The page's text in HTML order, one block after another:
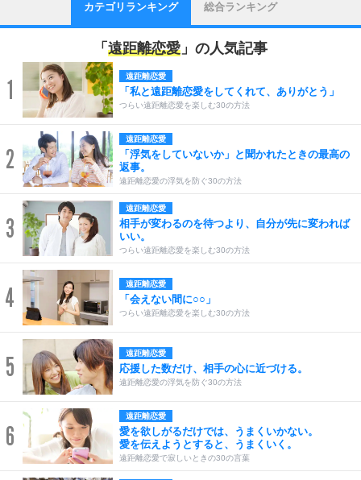
カテゴリランキング 総合ランキング
「 遠距離恋愛 」の人気記事
1 遠距離恋愛
「私と遠距離恋愛をしてくれて、ありがとう」
つらい遠距離恋愛を楽しむ30の方法
2
遠距離恋愛
「浮気をしていないか」と聞かれたときの最高の
返事。
遠距離恋愛の浮気を防ぐ30の方法
3
遠距離恋愛
相手が変わるのを待つより、自分が先に変われば
いい。
つらい遠距離恋愛を楽しむ30の方法
4 遠距離恋愛
「会えない間に○○」
つらい遠距離恋愛を楽しむ30の方法
5 遠距離恋愛
応援した数だけ、相手の心に近づける。
遠距離恋愛の浮気を防ぐ30の方法
6
遠距離恋愛
愛を欲しがるだけでは、うまくいかない。
愛を伝えようとすると、うまくいく。
遠距離恋愛で寂しいときの30の言葉